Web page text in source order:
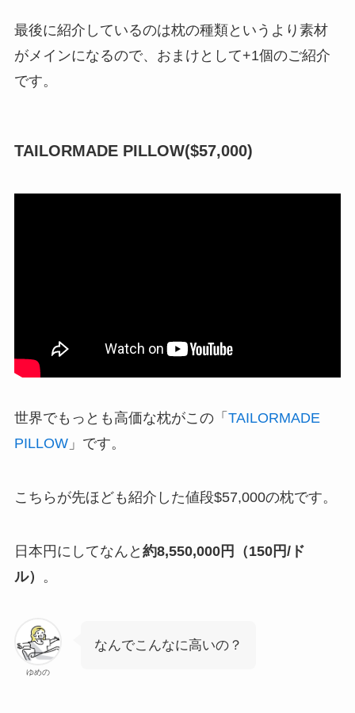
最後に紹介しているのは枕の種類というより素材
がメインになるので、おまけとして+1個のご紹介
です。
TAILORMADE PILLOW($57,000)
世界でもっとも高価な枕がこの「 TAILORMADE
PILLOW」です。
こちらが先ほども紹介した値段$57,000の枕です。
日本円にしてなんと 約8,550,000円（150円/ド
ル） 。
ゆめの
なんでこんなに高いの？